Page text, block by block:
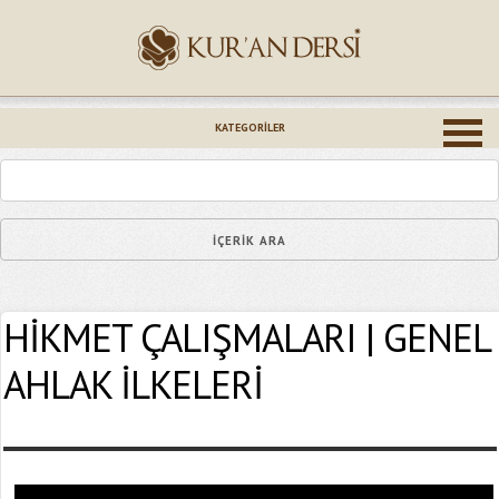
KATEGORILER
HİKMET ÇALIŞMALARI | GENEL
AHLAK İLKELERİ
Epostanız (*)
Yaşadığınız Hatanın Ayrıntıları